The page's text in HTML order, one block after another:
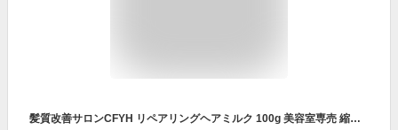
髪質改善サロンCFYH リペアリングヘアミルク 100g 美容室専売 縮毛矯正 サロン専売品 アロマジャスミンの香り 補修 保湿 ハリコシ ダメージケア ケラチン ヘマチン セラミド アルガンオイル 送料無料